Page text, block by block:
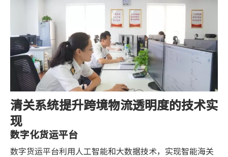
清关系统提升跨境物流透明度的技术实
现
数字化货运平台
数字货运平台利用人工智能和大数据技术，实现智能海关